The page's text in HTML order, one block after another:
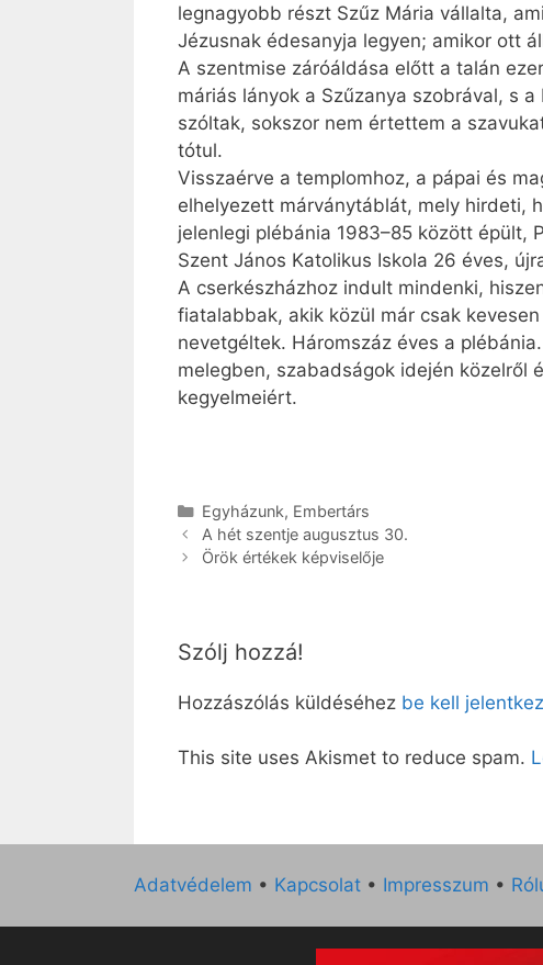
legnagyobb részt Szűz Mária vállalta,
Jézusnak édesanyja legyen; amikor ott
A szentmise záróáldása előtt a talán
máriás lányok a Szűzanya szobrával, s
szóltak, sokszor nem értettem a
tótul.
Visszaérve a templomhoz, a pápai és
elhelyezett márványtáblát, mely hirdeti,
jelenlegi plébánia 1983–85 között épült,
Szent János Katolikus Iskola 26 éves,
A cserkészházhoz indult mindenki,
fiatalabbak, akik közül már csak
nevetgéltek. Háromszáz éves a
melegben, szabadságok idején közelről
kegyelmeiért.
Kategória
Egyházunk, Embertárs
A hét szentje augusztus 30.
Örök értékek képviselője
Szólj hozzá!
Hozzászólás küldéséhez be kell
This site uses Akismet to reduce spam.
Adatvédelem • Kapcsolat • Impresszum •